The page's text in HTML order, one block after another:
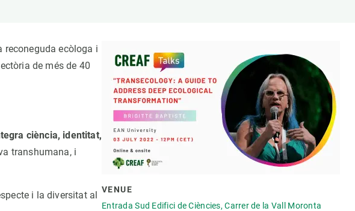
VENUE
Entrada Sud Edifici de Ciències, Carrer de la Vall Moronta
reconeguda ecòloga i
de més de 40
ciència, identitat,
transhumana, i
i la diversitat al
de carrera
Observació de la terra